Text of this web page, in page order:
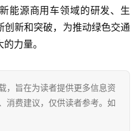
能源商用车领域的研发、生
创新和突破，为推动绿色交通
力量。
，旨在为读者提供更多信息资
消费建议，仅供读者参考。如